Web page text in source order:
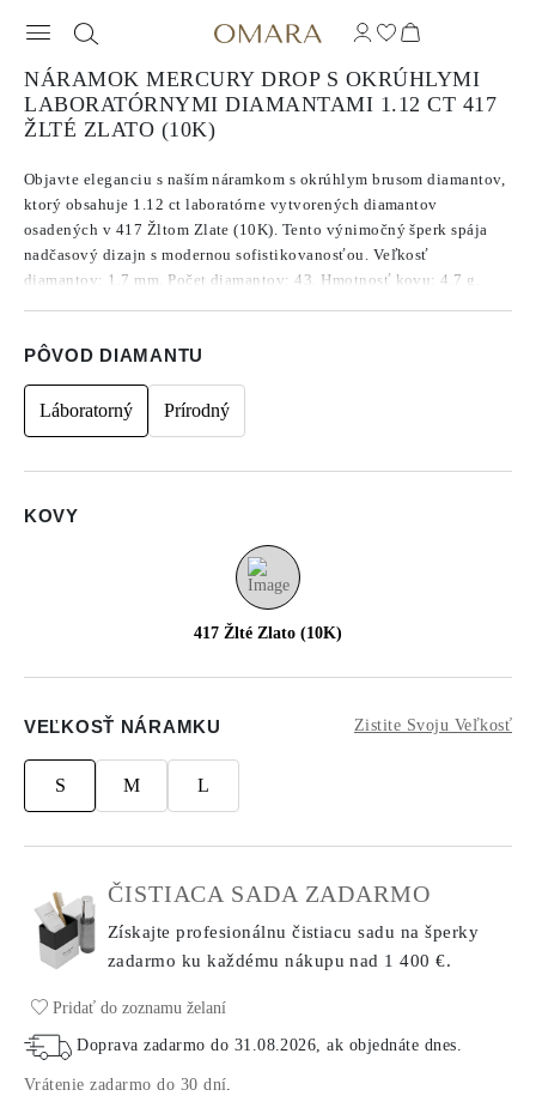
NÁRAMOK MERCURY DROP S OKRÚHLYMI
LABORATÓRNYMI DIAMANTAMI 1.12 CT 417
ŽLTÉ ZLATO (10K)
Objavte eleganciu s naším náramkom s okrúhlym brusom diamantov,
ktorý obsahuje 1.12 ct laboratórne vytvorených diamantov
osadených v 417 Žltom Zlate (10K). Tento výnimočný šperk spája
nadčasový dizajn s modernou sofistikovanosťou. Veľkosť
diamantov: 1.7 mm. Počet diamantov: 43. Hmotnosť kovu: 4.7 g.
PÔVOD DIAMANTU
Láboratorný Prírodný
KOVY
417 Žlté Zlato (10K)
VEĽKOSŤ NÁRAMKU Zistite Svoju Veľkosť
S M L
ČISTIACA SADA ZADARMO
Získajte profesionálnu čistiacu sadu na šperky
zadarmo ku každému nákupunad 1 400 €.
Pridať do zoznamu želaní
Doprava zadarmo do 31.08.2026, ak objednáte dnes.
Vrátenie zadarmo do 30 dní.